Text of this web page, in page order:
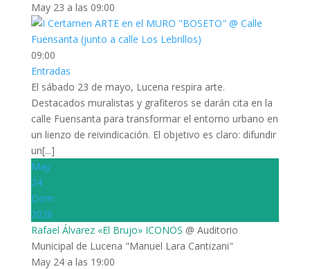
May 23 a las 09:00
09:00
Entradas
El sábado 23 de mayo, Lucena respira arte.
Destacados muralistas y grafiteros se darán cita en la
calle Fuensanta para transformar el entorno urbano en
un lienzo de reivindicación. El objetivo es claro: difundir
un[...]
May
24
Dom
2026
Rafael Álvarez «El Brujo» ICONOS @ Auditorio
Municipal de Lucena "Manuel Lara Cantizani"
May 24 a las 19:00